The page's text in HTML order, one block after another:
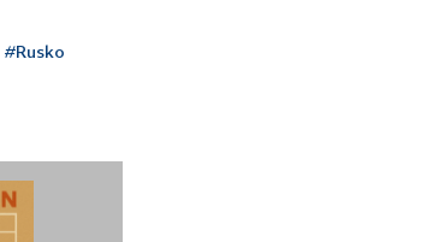
#Rusko